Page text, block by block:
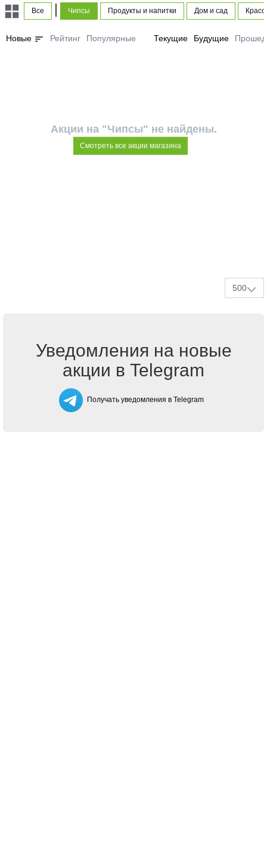
Все Чипсы Продукты и напитки Дом и сад
Новые sort Рейтинг Популярные Текущие Будущие
Акции на "Чипсы" не найдены.
Смотреть все акции магазина
500
Уведомления на новые
акции в Telegram
Получать уведомления в Telegram